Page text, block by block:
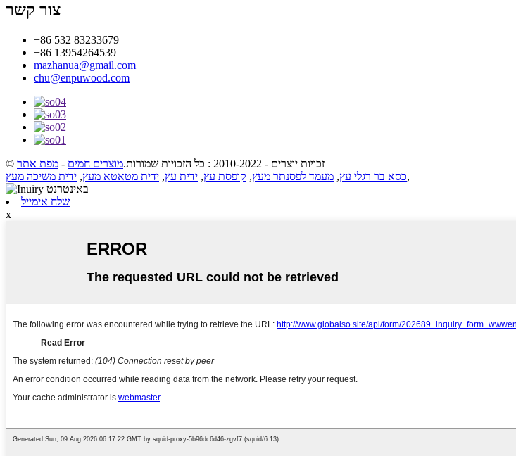
צור קשר
+86 532 83233679
+86 13954264539
mazhanua@gmail.com
chu@enpuwood.com
© זכויות יוצרים - 2010-2022 : כל הזכויות שמורות. מוצרים חמים - מפת אתר
כסא בר רגלי עץ, מעמד לפסנתר מעץ, קופסת עץ, ידית עץ, ידית מטאטא מעץ, ידית משיכה מעץ ,
שלח אימייל
x